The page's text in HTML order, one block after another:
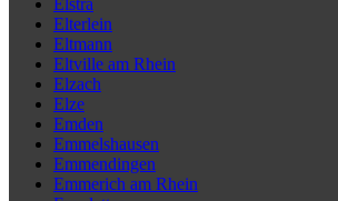
Elterlein
Eltmann
Eltville am Rhein
Elzach
Elze
Emden
Emmelshausen
Emmendingen
Emmerich am Rhein